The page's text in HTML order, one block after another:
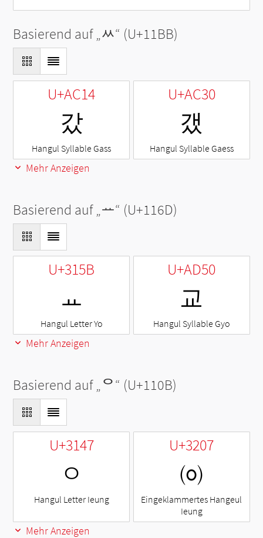
Basierend auf „ᆻ“ (U+11BB)
U+AC14
갔
Hangul Syllable Gass
U+AC30
갰
Hangul Syllable Gaess
Mehr Anzeigen
Basierend auf „ᅭ“ (U+116D)
U+315B
ㅛ
Hangul Letter Yo
U+AD50
교
Hangul Syllable Gyo
Mehr Anzeigen
Basierend auf „ᄋ“ (U+110B)
U+3147
ㅇ
Hangul Letter Ieung
U+3207
㈇
Eingeklammertes Hangeul
Ieung
Mehr Anzeigen